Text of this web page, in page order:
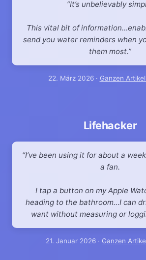
It’s unbelievably
This vital bit of
send you water reminders when
them most.
22. März 2026 · Ganzen
Lifehacker
I’ve been using it for about a
a fan.
I tap a button on my Apple
heading to the bathroom…I can
want without measuring or
21. Januar 2026 · Ganzen